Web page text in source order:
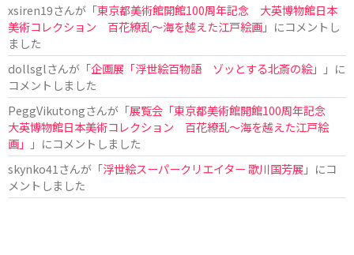
xsiren19さんが「東京都美術館開館100周年記念 大英博物館日本
美術コレクション 百花繚乱～海を越えた江戸絵画」にコメントし
ました
dollsglさんが「企画展「浮世絵百物語 ゾッとする北斎の絵」
」に
コメントしました
PeggVikutongさんが「展覧会「東京都美術館開館100周年記念
大英博物館日本美術コレクション 百花繚乱〜海を越えた江戸絵
画」
」にコメントしました
skynko41 さんが「浮世絵スーパークリエイター 歌川国芳展 」にコ
メントしました